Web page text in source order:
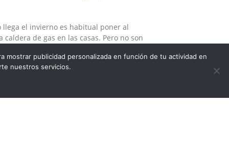
llega el invierno es habitual poner al
caldera de gas en las casas. Pero no son
aumenta en la restauración, os voy a
de consejos para que lo
mostrar publicidad personalizada en función de tu actividad en
nuestros servicios.